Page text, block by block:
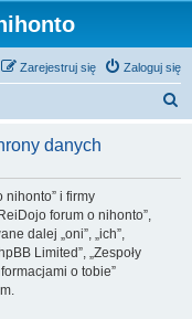
Zaloguj się
Zarejestruj się
k
danych
nihonto” i firmy
forum o nihonto”,
dalej „oni”, „ich”,
Limited”, „Zespoły
o tobie”